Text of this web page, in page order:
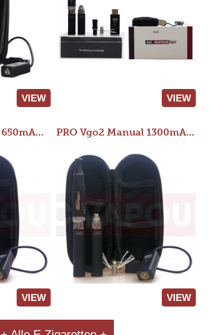
VIEW VIEW
PRO Vgo2 Manual 650mAh Kit
VIEW
PRO Vgo2 Manual 1300mAh Kit
VIEW